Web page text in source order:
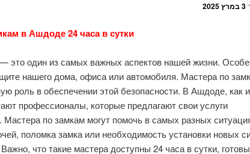
3 במרץ 2025
в Ашдоде 24 часа в сутки
это один из самых важных аспектов нашей жизни.
нашего дома, офиса или автомобиля. Мастера по
роль в обеспечении этой безопасности. В Ашдоде, как
профессионалы, которые предлагают свои услуги
Мастера по замкам могут помочь в самых разных
поломка замка или необходимость установки новых
что такие мастера доступны 24 часа в сутки,